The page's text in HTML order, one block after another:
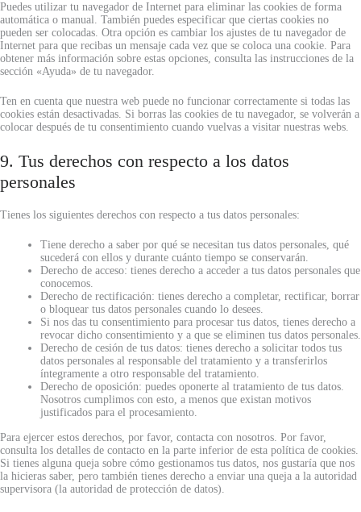
Puedes utilizar tu navegador de Internet para eliminar las cookies de forma
automática o manual. También puedes especificar que ciertas cookies no
pueden ser colocadas. Otra opción es cambiar los ajustes de tu navegador de
Internet para que recibas un mensaje cada vez que se coloca una cookie. Para
obtener más información sobre estas opciones, consulta las instrucciones de la
sección «Ayuda» de tu navegador.
Ten en cuenta que nuestra web puede no funcionar correctamente si todas las
cookies están desactivadas. Si borras las cookies de tu navegador, se volverán a
colocar después de tu consentimiento cuando vuelvas a visitar nuestras webs.
9. Tus derechos con respecto a los datos
personales
Tienes los siguientes derechos con respecto a tus datos personales:
Tiene derecho a saber por qué se necesitan tus datos personales, qué
sucederá con ellos y durante cuánto tiempo se conservarán.
Derecho de acceso: tienes derecho a acceder a tus datos personales que
conocemos.
Derecho de rectificación: tienes derecho a completar, rectificar, borrar
o bloquear tus datos personales cuando lo desees.
Si nos das tu consentimiento para procesar tus datos, tienes derecho a
revocar dicho consentimiento y a que se eliminen tus datos personales.
Derecho de cesión de tus datos: tienes derecho a solicitar todos tus
datos personales al responsable del tratamiento y a transferirlos
íntegramente a otro responsable del tratamiento.
Derecho de oposición: puedes oponerte al tratamiento de tus datos.
Nosotros cumplimos con esto, a menos que existan motivos
justificados para el procesamiento.
Para ejercer estos derechos, por favor, contacta con nosotros. Por favor,
consulta los detalles de contacto en la parte inferior de esta política de cookies.
Si tienes alguna queja sobre cómo gestionamos tus datos, nos gustaría que nos
la hicieras saber, pero también tienes derecho a enviar una queja a la autoridad
supervisora (la autoridad de protección de datos).